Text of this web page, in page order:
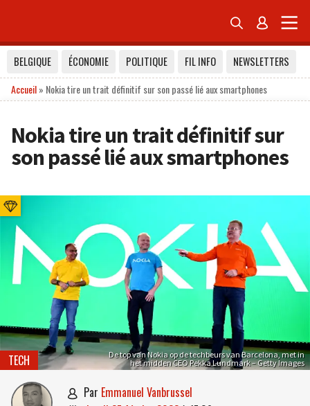
 
BELGIQUE ÉCONOMIE POLITIQUE FIL INFO
NEWSLETTERS
Accueil» Nokia tire un trait définitif sur son passé lié aux smartphones
Nokia tire un trait définitif sur
son passé lié aux smartphones
De top van Nokia op de techbeurs van Barcelona, met in
het midden CEO Pekka Lundmark – Getty Images
TECH
 par Emmanuel Vanbrussel